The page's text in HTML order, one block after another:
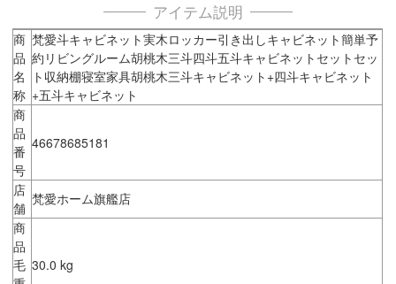
アイテム説明
商
品
名
称
梵愛斗キャビネット実木ロッカー引き出しキャビネット簡単予
約リビングルーム胡桃木三斗四斗五斗キャビネットセットセッ
ト収納棚寝室家具胡桃木三斗キャビネット+四斗キャビネット
+五斗キャビネット
商
品
番
号
46678685181
店
舗
梵愛ホーム旗艦店
商
品
毛 30.0 kg